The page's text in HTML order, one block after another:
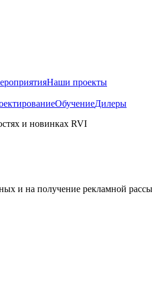
Наши проекты
ОбучениеДилеры
и новинках RVI
и на получение рекламной